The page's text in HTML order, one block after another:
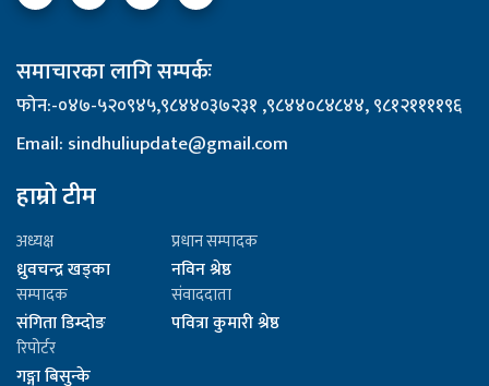
समाचारका लागि सम्पर्कः
फोन:-०४७-५२०९४५,९८४४०३७२३१ ,९८४४०८४८४४, ९८१२११११९६
Email: sindhuliupdate@gmail.com
हाम्रो टीम
अध्यक्ष
ध्रुवचन्द्र खड्का
प्रधान सम्पादक
नविन श्रेष्ठ
सम्पादक
संगिता डिम्दोङ
संवाददाता
पवित्रा कुमारी श्रेष्ठ
रिपोर्टर
गङ्गा बिसुन्के